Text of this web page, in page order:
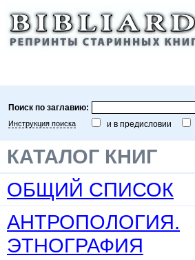
Поиск по заглавию:
Инструкция поиска и в предисловии
КАТАЛОГ КНИГ
ОБЩИЙ СПИСОК
АНТРОПОЛОГИЯ.
ЭТНОГРАФИЯ